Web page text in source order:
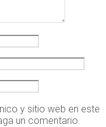
y sitio web en este
un comentario.